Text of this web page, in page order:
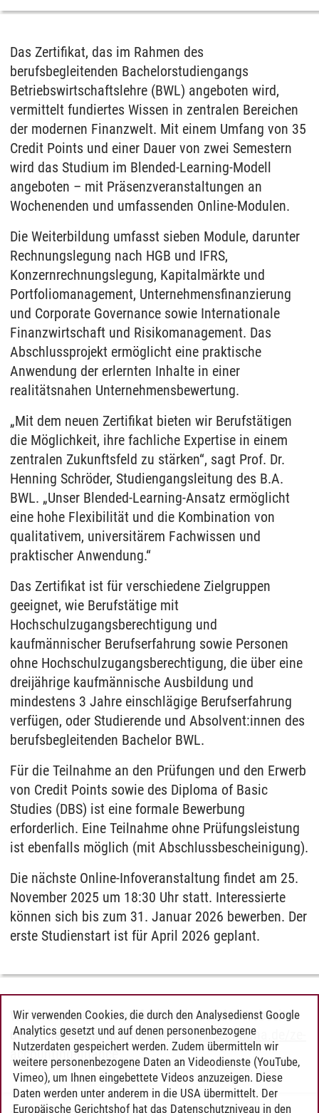
Das Zertifikat, das im Rahmen des
berufsbegleitenden Bachelorstudiengangs
Betriebswirtschaftslehre (BWL) angeboten wird,
vermittelt fundiertes Wissen in zentralen Bereichen
der modernen Finanzwelt. Mit einem Umfang von 35
Credit Points und einer Dauer von zwei Semestern
wird das Studium im Blended-Learning-Modell
angeboten – mit Präsenzveranstaltungen an
Wochenenden und umfassenden Online-Modulen.
Die Weiterbildung umfasst sieben Module, darunter
Rechnungslegung nach HGB und IFRS,
Konzernrechnungslegung, Kapitalmärkte und
Portfoliomanagement, Unternehmensfinanzierung
und Corporate Governance sowie Internationale
Finanzwirtschaft und Risikomanagement. Das
Abschlussprojekt ermöglicht eine praktische
Anwendung der erlernten Inhalte in einer
realitätsnahen Unternehmensbewertung.
„Mit dem neuen Zertifikat bieten wir Berufstätigen
die Möglichkeit, ihre fachliche Expertise in einem
zentralen Zukunftsfeld zu stärken“, sagt Prof. Dr.
Henning Schröder, Studiengangsleitung des B.A.
BWL. „Unser Blended-Learning-Ansatz ermöglicht
eine hohe Flexibilität und die Kombination von
qualitativem, universitärem Fachwissen und
praktischer Anwendung.“
Das Zertifikat ist für verschiedene Zielgruppen
geeignet, wie Berufstätige mit
Hochschulzugangsberechtigung und
kaufmännischer Berufserfahrung sowie Personen
ohne Hochschulzugangsberechtigung, die über eine
dreijährige kaufmännische Ausbildung und
mindestens 3 Jahre einschlägige Berufserfahrung
verfügen, oder Studierende und Absolvent:innen des
berufsbegleitenden Bachelor BWL.
Für die Teilnahme an den Prüfungen und den Erwerb
von Credit Points sowie des Diploma of Basic
Studies (DBS) ist eine formale Bewerbung
erforderlich. Eine Teilnahme ohne Prüfungsleistung
ist ebenfalls möglich (mit Abschlussbescheinigung).
Die nächste Online-Infoveranstaltung findet am 25.
November 2025 um 18:30 Uhr statt. Interessierte
können sich bis zum 31. Januar 2026 bewerben. Der
erste Studienstart ist für April 2026 geplant.
Weitere Informationen finden Sie auf der Webseite
der Professional School unter:www.leuphana.de/ze-
accounting-finance
Wir verwenden Cookies, die durch den Analysedienst Google
Analytics gesetzt und auf denen personenbezogene
Nutzerdaten gespeichert werden. Zudem übermitteln wir
weitere personenbezogene Daten an Videodienste (YouTube,
Vimeo), um Ihnen eingebettete Videos anzuzeigen. Diese
Daten werden unter anderem in die USA übermittelt. Der
Europäische Gerichtshof hat das Datenschutzniveau in den